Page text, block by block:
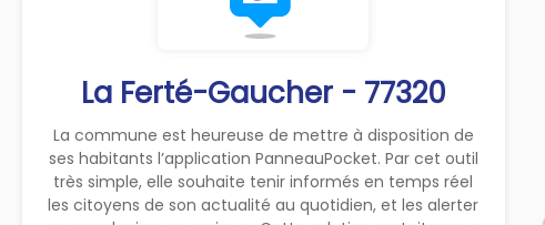
La Ferté-Gaucher - 77320
La commune est heureuse de mettre à disposition de
ses habitants l’application PanneauPocket. Par cet outil
très simple, elle souhaite tenir informés en temps réel
les citoyens de son actualité au quotidien, et les alerter